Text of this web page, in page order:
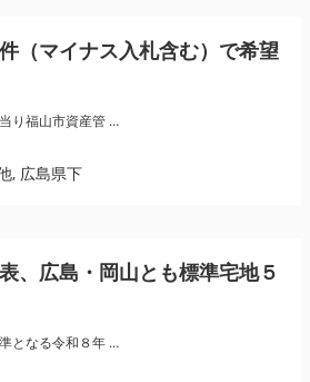
（マイナス入札含む）で希望
り福山市資産管 …
, 広島県下
、広島・岡山とも標準宅地５
となる令和８年 …